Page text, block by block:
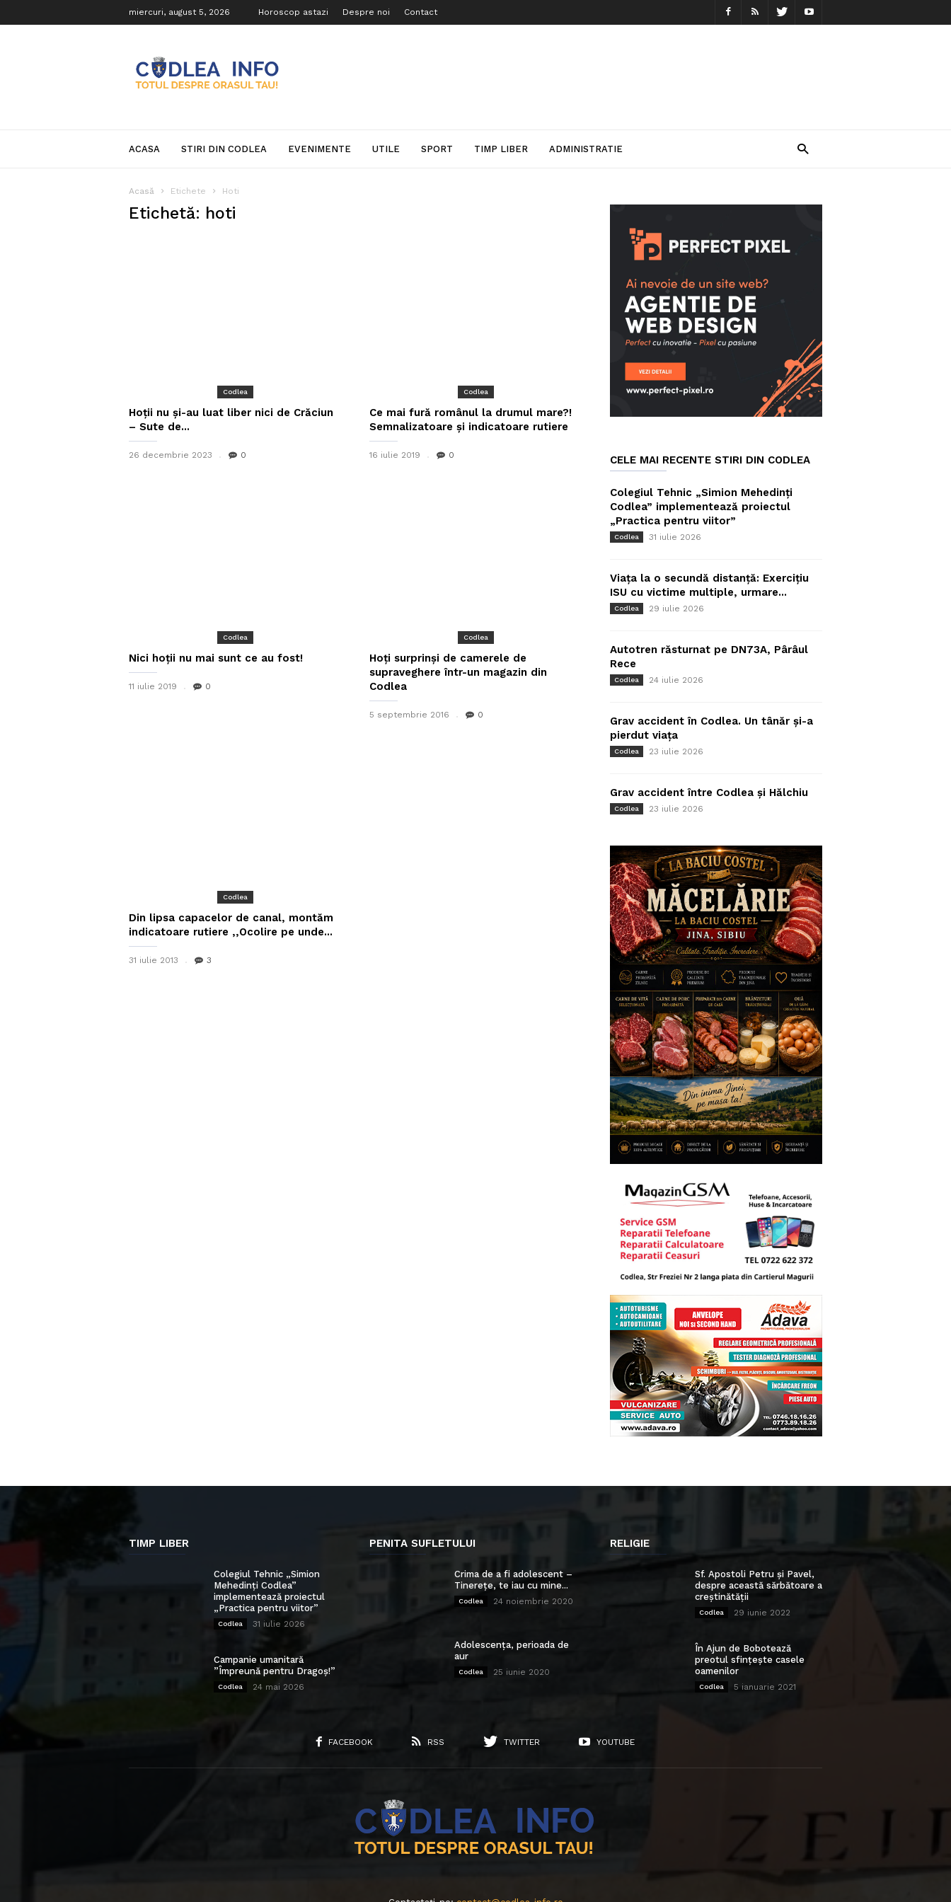
miercuri, august 5, 2026 Horoscop astazi Despre noi Contact
Info
ACASA STIRI DIN CODLEA EVENIMENTE UTILE SPORT TIMP LIBER ADMINISTRATIE
Acasă Etichete Hoti
Etichetă: hoti
Codlea
Hoții nu și-au luat liber nici de Crăciun
– Sute de...
26 decembrie 2023 0
Codlea
Ce mai fură românul la drumul mare?!
Semnalizatoare și indicatoare rutiere
16 iulie 2019 0
Codlea
Nici hoții nu mai sunt ce au fost!
11 iulie 2019 0
Codlea
Hoți surprinși de camerele de
supraveghere într-un magazin din
Codlea
5 septembrie 2016 0
Codlea
Din lipsa capacelor de canal, montăm
indicatoare rutiere ,,Ocolire pe unde...
31 iulie 2013 3
CELE MAI RECENTE STIRI DIN CODLEA
Colegiul Tehnic „Simion Mehedinți
Codlea” implementează proiectul
„Practica pentru viitor”
Codlea 31 iulie 2026
Viața la o secundă distanță: Exercițiu
ISU cu victime multiple, urmare...
Codlea 29 iulie 2026
Autotren răsturnat pe DN73A, Pârâul
Rece
Codlea 24 iulie 2026
Grav accident în Codlea. Un tânăr și-a
pierdut viața
Codlea 23 iulie 2026
Grav accident între Codlea și Hălchiu
Codlea 23 iulie 2026
TIMP LIBER
Colegiul Tehnic „Simion
Mehedinți Codlea”
implementează proiectul
„Practica pentru viitor”
Codlea 31 iulie 2026
Campanie umanitară
”Împreună pentru Dragoș!”
Codlea 24 mai 2026
PENITA SUFLETULUI
Crima de a fi adolescent –
Tinerețe, te iau cu mine...
Codlea 24 noiembrie 2020
Adolescența, perioada de
aur
Codlea 25 iunie 2020
RELIGIE
Sf. Apostoli Petru și Pavel,
despre această sărbătoare a
creștinătății
Codlea 29 iunie 2022
În Ajun de Bobotează
preotul sfințește casele
oamenilor
Codlea 5 ianuarie 2021
FACEBOOK RSS TWITTER YOUTUBE